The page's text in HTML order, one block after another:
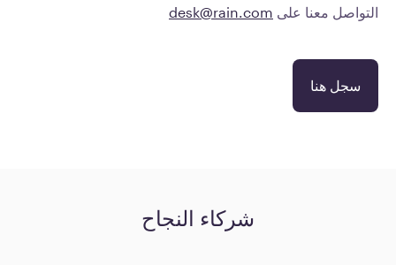
التواصل معنا على desk@rain.com
سجل هنا
شركاء النجاح